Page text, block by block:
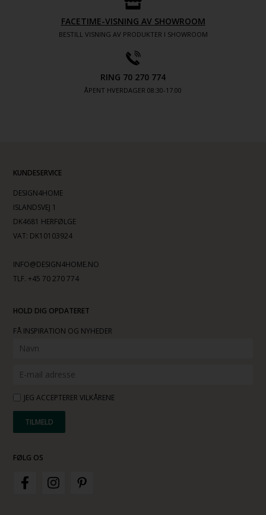
FACETIME-VISNING AV SHOWROOM
BESTILL VISNING AV PRODUKTER I SHOWROOM
RING 70 270 774
ÅPENT HVERDAGER 08:30-17.00
KUNDESERVICE
DESIGN4HOME
ISLANDSVEJ 1
DK4681 HERFØLGE
VAT: DK10103924
INFO@DESIGN4HOME.NO
TLF. +45 70 270 774
HOLD DIG OPDATERET
FÅ INSPIRATION OG NYHEDER
JEG ACCEPTERER VILKÅRENE
FØLG OS